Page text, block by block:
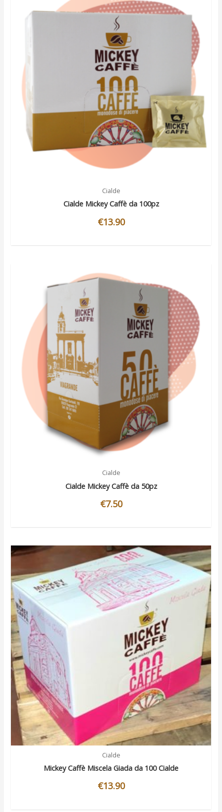
Cialde
Cialde Mickey Caffè da 100pz
€13.90
Cialde
Cialde Mickey Caffè da 50pz
€7.50
Cialde
Mickey Caffè Miscela Giada da 100 Cialde
€13.90